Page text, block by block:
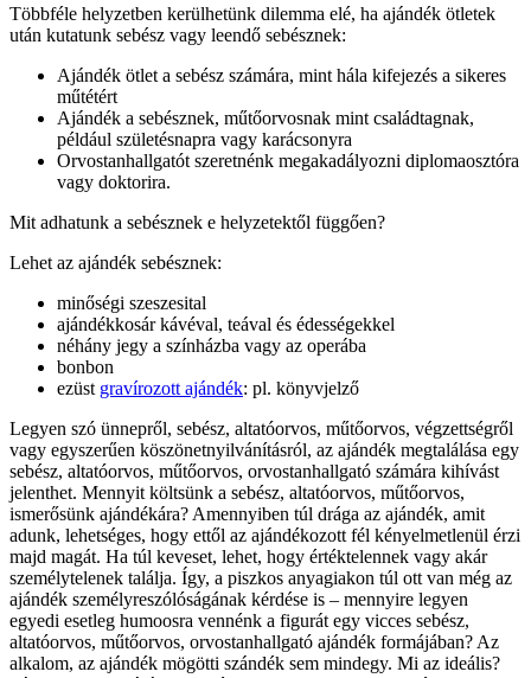
Többféle helyzetben kerülhetünk dilemma elé, ha ajándék ötletek
után kutatunk sebész vagy leendő sebésznek:
Ajándék ötlet a sebész számára, mint hála kifejezés a sikeres
műtétért
Ajándék a sebésznek, műtőorvosnak mint családtagnak,
például születésnapra vagy karácsonyra
Orvostanhallgatót szeretnénk megakadályozni diplomaosztóra
vagy doktorira.
Mit adhatunk a sebésznek e helyzetektől függően?
Lehet az ajándék sebésznek:
minőségi szeszesital
ajándékkosár kávéval, teával és édességekkel
néhány jegy a színházba vagy az operába
bonbon
ezüst gravírozott ajándék: pl. könyvjelző
Legyen szó ünnepről, sebész, altatóorvos, műtőorvos, végzettségről
vagy egyszerűen köszönetnyilvánításról, az ajándék megtalálása egy
sebész, altatóorvos, műtőorvos, orvostanhallgató számára kihívást
jelenthet. Mennyit költsünk a sebész, altatóorvos, műtőorvos,
ismerősünk ajándékára? Amennyiben túl drága az ajándék, amit
adunk, lehetséges, hogy ettől az ajándékozott fél kényelmetlenül érzi
majd magát. Ha túl keveset, lehet, hogy értéktelennek vagy akár
személytelenek találja. Így, a piszkos anyagiakon túl ott van még az
ajándék személyreszólóságának kérdése is – mennyire legyen
egyedi esetleg humoosra vennénk a figurát egy vicces sebész,
altatóorvos, műtőorvos, orvostanhallgató ajándék formájában? Az
alkalom, az ajándék mögötti szándék sem mindegy. Mi az ideális?